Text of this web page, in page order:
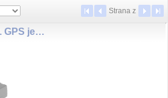
Strana z
PATRIOT XV LTE Ext. GPS jednotka GSM/LTE, ext GPS antena